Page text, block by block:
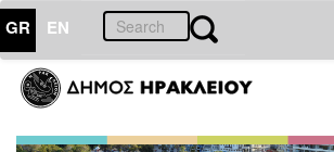
GR EN
ΕΠΙΚΑΙΡΟΤΗΤΑ
Τύπου